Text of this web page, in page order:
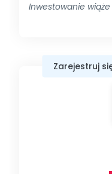
Inwestowanie
Zarejestruj